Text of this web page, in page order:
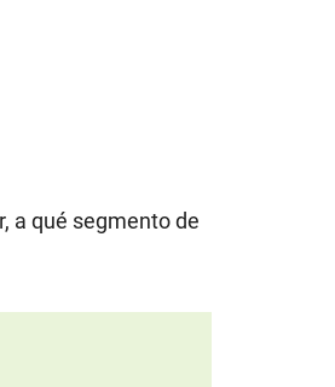
a qué segmento de